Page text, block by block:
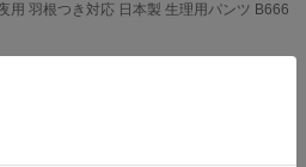
用 羽根つき対応 日本製 生理用パンツ B666